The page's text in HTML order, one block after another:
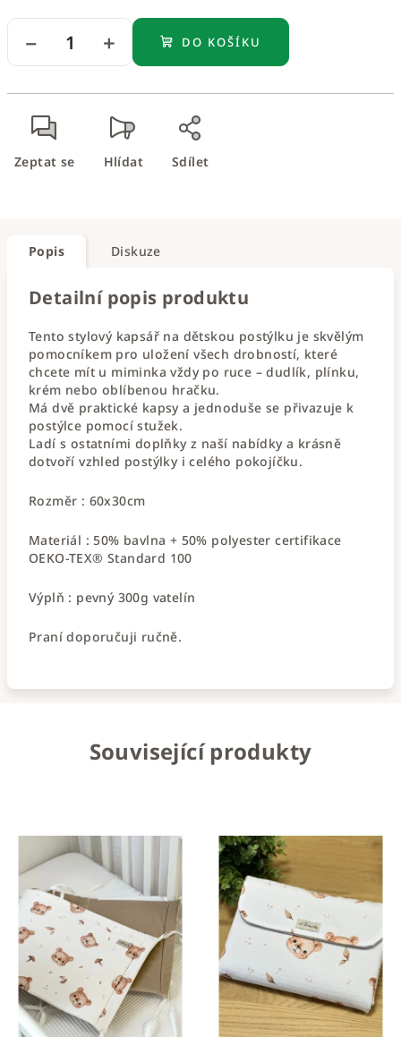
+
− DO KOŠÍKU
Zeptat se Hlídat Sdílet
Popis Diskuze
Detailní popis produktu
Tento stylový kapsář na dětskou postýlku je skvělým
pomocníkem pro uložení všech drobností, které
chcete mít u miminka vždy po ruce – dudlík, plínku,
krém nebo oblíbenou hračku.
Má dvě praktické kapsy a jednoduše se přivazuje k
postýlce pomocí stužek.
Ladí s ostatními doplňky z naší nabídky a krásně
dotvoří vzhled postýlky i celého pokojíčku.
Rozměr : 60x30cm
Materiál : 50% bavlna + 50% polyester certifikace
OEKO-TEX® Standard 100
Výplň : pevný 300g vatelín
Praní doporučuji ručně.
Související produkty